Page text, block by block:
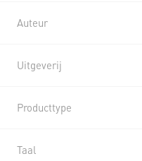
Auteur
Uitgeverij
Producttype
Taal